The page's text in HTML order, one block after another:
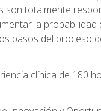
son totalmente
la
pasos del proceso
clínica de 180